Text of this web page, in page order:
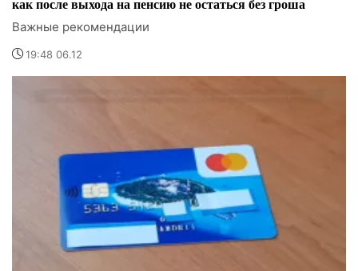
Важные рекомендации
19:48 06.12